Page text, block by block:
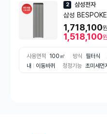
2 삼성전자
삼성
이지 100㎡
1,718,100원
1,518,100원
사용면적 100㎡ 방식 필터식
내
이동바퀴 청정기능 초미세먼